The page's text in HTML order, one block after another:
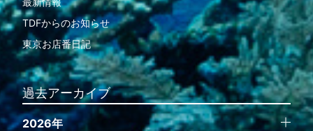
TDFからのお知らせ
東京お店番日記
過去アーカイブ
2026年